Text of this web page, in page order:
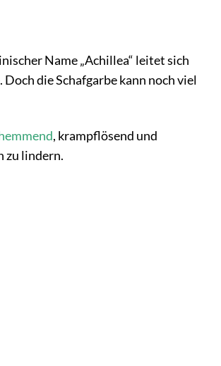
Name „Achillea“ leitet sich
Doch die Schafgarbe kann noch viel
, krampflösend und
zu lindern.